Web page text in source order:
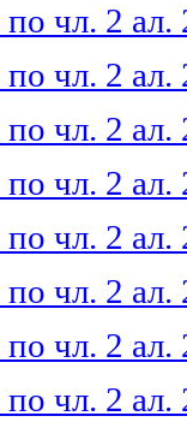
чл. 2 ал.
чл. 2 ал.
чл. 2 ал.
чл. 2 ал.
чл. 2 ал.
чл. 2 ал.
чл. 2 ал.
чл. 2 ал.